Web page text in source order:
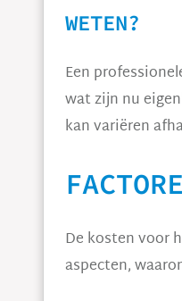
WETEN?
Een
wat zijn nu
kan variëren
De kosten voor
aspecten,